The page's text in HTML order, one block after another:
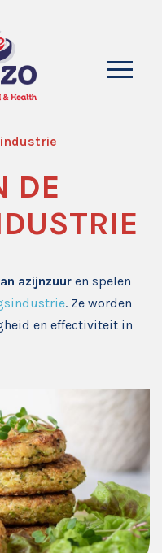
DE
azijnzuur en spelen
. Ze worden
en effectiviteit in